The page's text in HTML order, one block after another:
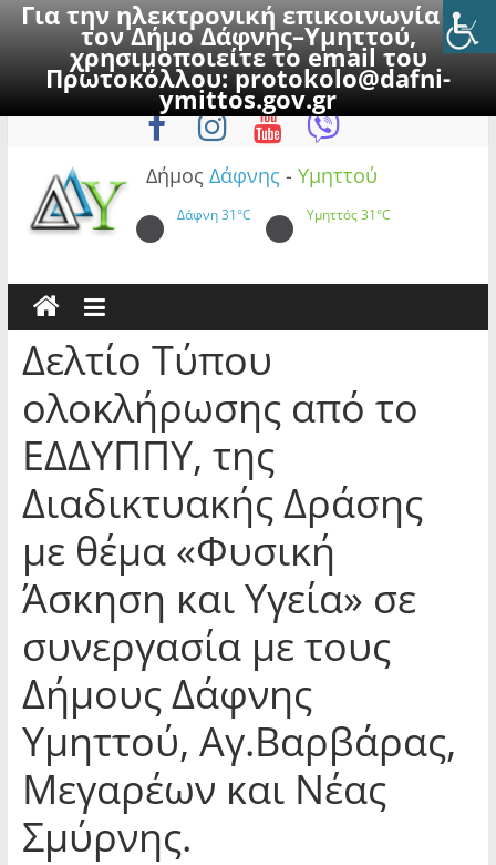
Για την ηλεκτρονική επικοινωνία με
τον Δήμο Δάφνης–Υμηττού,
χρησιμοποιείτε το email του
Πρωτοκόλλου:protokolo@dafni-
ymittos.gov.gr
to
Σάββατο, 8 Αυγούστου 2026
Δήμος Δάφνης - Υμηττού
Δάφνη31°C Υμηττός31°C
Δελτίο Τύπου
ολοκλήρωσης από το
ΕΔΔΥΠΠΥ, της
Διαδικτυακής Δράσης
με θέμα «Φυσική
Άσκηση και Υγεία» σε
συνεργασία με τους
Δήμους Δάφνης
Υμηττού, Αγ.Βαρβάρας,
Μεγαρέων και Νέας
Σμύρνης.